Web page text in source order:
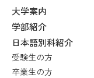
大学案内
学部紹介
日本語別科紹介
受験生の方
卒業生の方